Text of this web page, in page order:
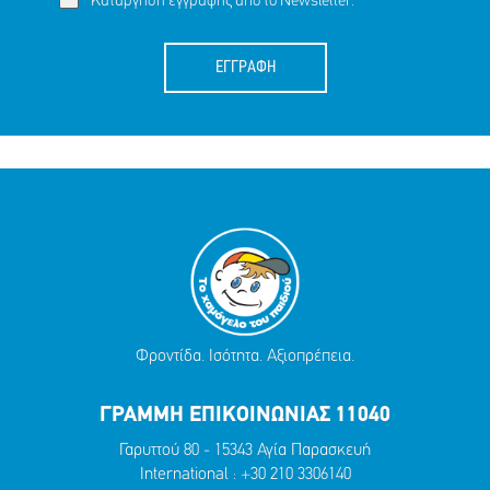
ΕΓΓΡΑΦΗ
Φροντίδα. Ισότητα. Αξιοπρέπεια.
ΓΡΑΜΜΗ ΕΠΙΚΟΙΝΩΝΙΑΣ 11040
Γαρυττού 80 - 15343 Αγία Παρασκευή
International : +30 210 3306140